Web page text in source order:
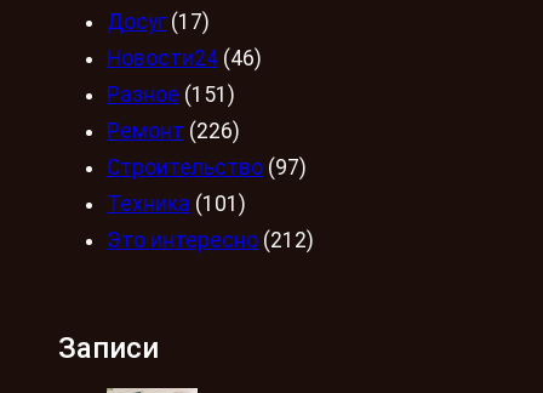
Досуг (17)
Новости24 (46)
Разное (151)
Ремонт (226)
Строительство (97)
Техника (101)
Это интересно (212)
Записи